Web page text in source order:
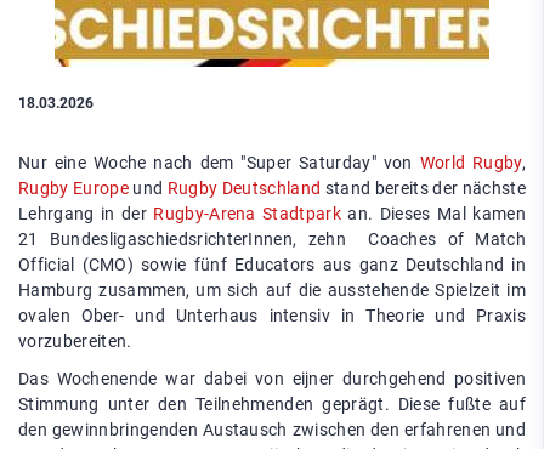
18.03.2026
Nur eine Woche nach dem "Super Saturday" von World Rugby,
Rugby Europeund Rugby Deutschland stand bereits der nächste
Lehrgang in der Rugby-Arena Stadtpark an. Dieses Mal kamen
21 BundesligaschiedsrichterInnen, zehn Coaches of Match
Official (CMO) sowie fünf Educators aus ganz Deutschland in
Hamburg zusammen, um sich auf die ausstehende Spielzeit im
ovalen Ober- und Unterhaus intensiv in Theorie und Praxis
vorzubereiten.
Das Wochenende war dabei von eijner durchgehend positiven
Stimmung unter den Teilnehmenden geprägt. Diese fußte auf
den gewinnbringenden Austausch zwischen den erfahrenen und